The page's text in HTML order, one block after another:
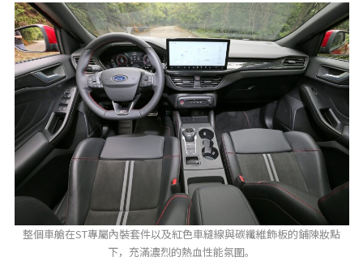
整個車艙在ST專屬內裝套件以及紅色車縫線與碳纖維飾板的鋪陳妝點
下，充滿濃烈的熱血性能氛圍。